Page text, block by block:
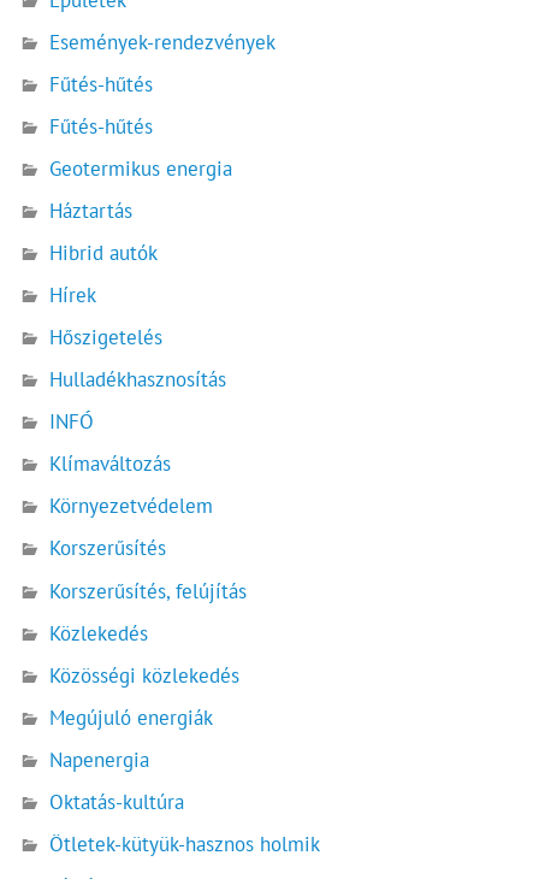
Események-rendezvények
Fűtés-hűtés
Fűtés-hűtés
Geotermikus energia
Háztartás
Hibrid autók
Hírek
Hőszigetelés
Hulladékhasznosítás
INFÓ
Klímaváltozás
Környezetvédelem
Korszerűsítés
Korszerűsítés, felújítás
Közlekedés
Közösségi közlekedés
Megújuló energiák
Napenergia
Oktatás-kultúra
Ötletek-kütyük-hasznos holmik